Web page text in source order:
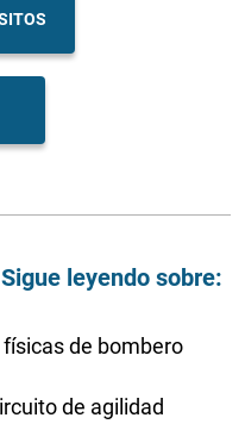
leyendo sobre:
de bombero
de agilidad